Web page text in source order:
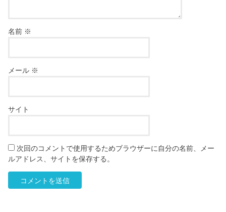
名前 ※
メール ※
サイト
次回のコメントで使用するためブラウザーに自分の名前、メー
ルアドレス、サイトを保存する。